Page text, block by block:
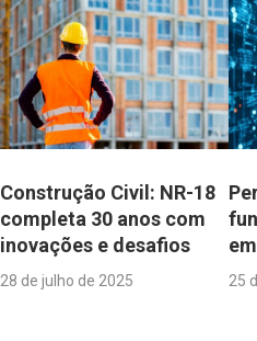
Construção Civil: NR-18
completa 30 anos com
inovações e desafios
28 de julho de 2025 25